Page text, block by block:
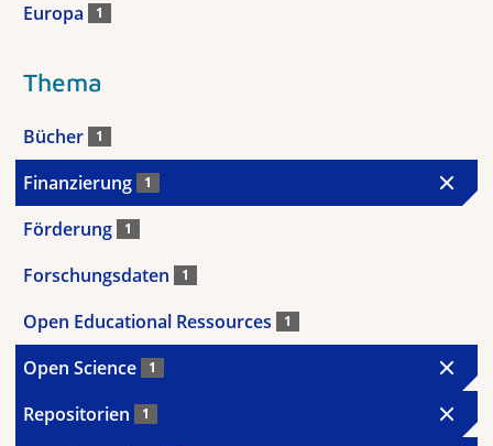
Europa 1
Thema
Bücher 1
Finanzierung 1
Förderung 1
Forschungsdaten 1
Open Educational Ressources 1
Open Science 1
Repositorien 1